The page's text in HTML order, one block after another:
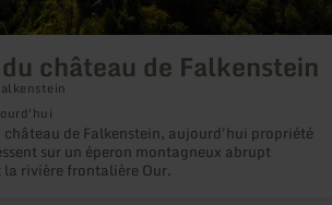
château de Falkenstein
château de Falkenstein, aujourd'hui propriété
sur un éperon montagneux abrupt
rivière frontalière Our.